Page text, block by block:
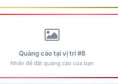
Quảng cáo tại vị trí #8
Nhấn để đặt quảng cáo của bạn